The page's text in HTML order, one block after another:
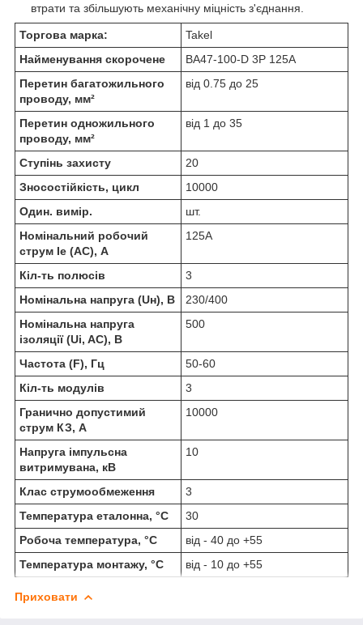
втрати та збільшують механічну міцність з'єднання.
Торгова марка:
Takel
Найменування скорочене
ВА47-100-D 3Р 125А
Перетин багатожильного
проводу, мм²
від 0.75 до 25
Перетин одножильного
проводу, мм²
від 1 до 35
Ступінь захисту
20
Зносостійкість, цикл
10000
Один. вимір.
шт.
Номінальний робочий
струм Ie (AC), А
125А
Кіл-ть полюсів
3
Номінальна напруга (Uн), В
230/400
Номінальна напруга
ізоляції (Ui, AC), В
500
Частота (F), Гц
50-60
Кіл-ть модулів
3
Гранично допустимий
струм КЗ, А
10000
Напруга імпульсна
витримувана, кВ
10
Клас струмообмеження
3
Температура еталонна, °C
30
Робоча температура, °C
від - 40 до +55
Температура монтажу, °C
від - 10 до +55
Приховати